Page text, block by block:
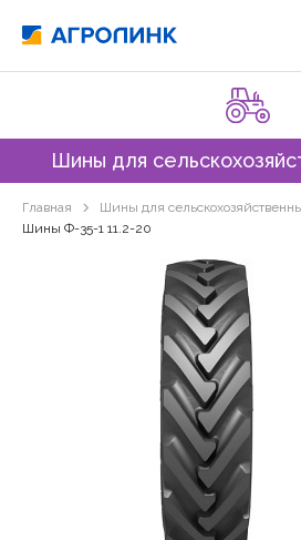
Шины для
Главная Шины для
Шины Ф-35-1 11.2-20